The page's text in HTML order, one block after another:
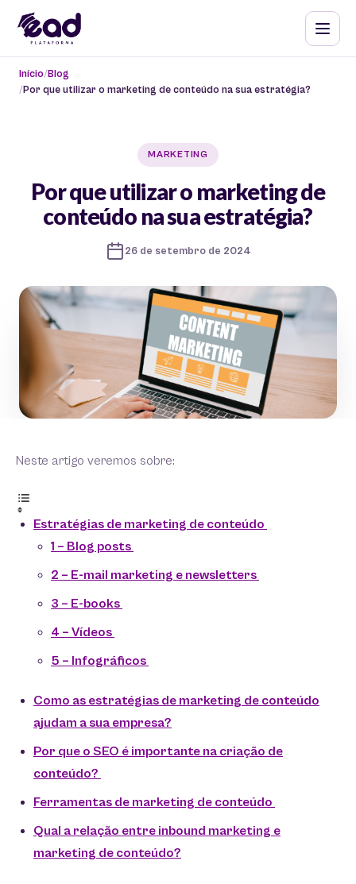
Início Blog
Por que utilizar o marketing de conteúdo na sua estratégia?
MARKETING
Por que utilizar o marketing de
conteúdo na sua estratégia?
26 de setembro de 2024
Neste artigo veremos sobre:
Estratégias de marketing de conteúdo
1 – Blog posts
2 – E-mail marketing e newsletters
3 – E-books
4 – Vídeos
5 – Infográficos
Como as estratégias de marketing de conteúdo
ajudam a sua empresa?
Por que o SEO é importante na criação de
conteúdo?
Ferramentas de marketing de conteúdo
Qual a relação entre inbound marketing e
marketing de conteúdo?